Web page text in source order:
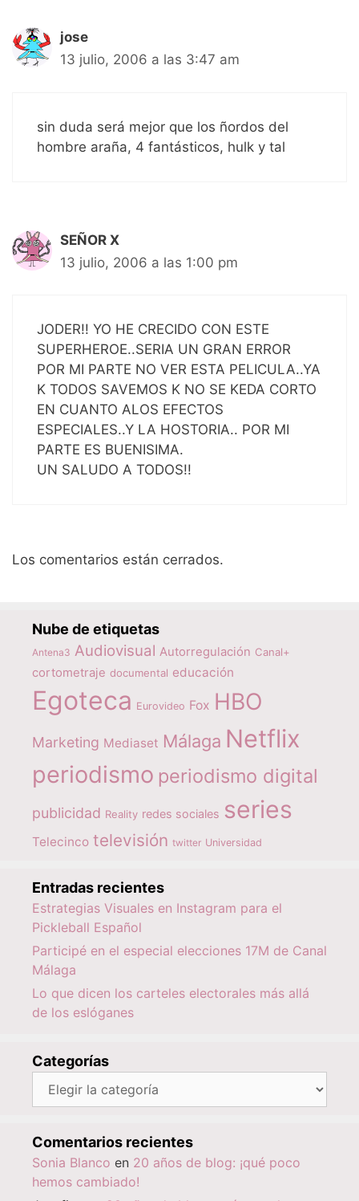
jose
13 julio, 2006 a las 3:47 am
sin duda será mejor que los ñordos del
hombre araña, 4 fantásticos, hulk y tal
SEÑOR X
13 julio, 2006 a las 1:00 pm
JODER!! YO HE CRECIDO CON ESTE
SUPERHEROE..SERIA UN GRAN ERROR
POR MI PARTE NO VER ESTA PELICULA..YA
K TODOS SAVEMOS K NO SE KEDA CORTO
EN CUANTO ALOS EFECTOS
ESPECIALES..Y LA HOSTORIA.. POR MI
PARTE ES BUENISIMA.
UN SALUDO A TODOS!!
Los comentarios están cerrados.
Nube de etiquetas
Antena3 Audiovisual Autorregulación Canal+
cortometraje documental educación
Egoteca Eurovideo Fox HBO
Marketing Mediaset Málaga Netflix
periodismo periodismo digital
publicidad Reality redes sociales series
Telecinco televisión twitter Universidad
Entradas recientes
Estrategias Visuales en Instagram para el
Pickleball Español
Participé en el especial elecciones 17M de Canal
Málaga
Lo que dicen los carteles electorales más allá
de los eslóganes
Categorías
Categorías
Comentarios recientes
Sonia Blanco en 20 años de blog: ¡qué poco
hemos cambiado!